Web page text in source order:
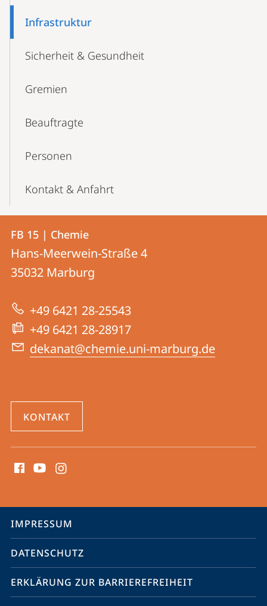
Infrastruktur
Sicherheit & Gesundheit
Gremien
Beauftragte
Personen
Kontakt & Anfahrt
Kontakt
und
Informationen
zur
Website
Kontaktinformationen
FB
15
Chemie
FB 15 | Chemie
Hans-Meerwein-Straße 4
35032 Marburg
+49 6421 28-25543
+49 6421 28-28917
dekanat@chemie.uni-marburg.de
KONTAKT
Media
Service-
Navigation
IMPRESSUM
DATENSCHUTZ
ERKLÄRUNG ZUR BARRIEREFREIHEIT